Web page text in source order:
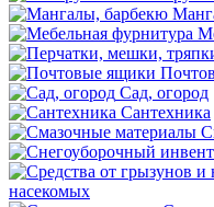
Сад, огород
Сантехника
насекомых